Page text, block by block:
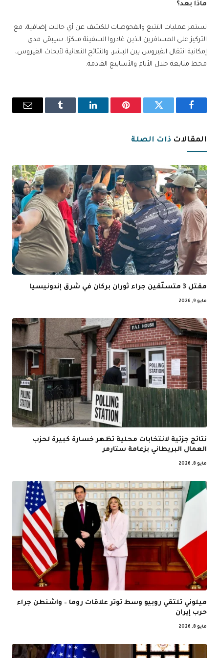
ماذا بعد؟
تستمر عمليات التتبع والفحوصات للكشف عن أي حالات إضافية، مع
التركيز على المسافرين الذين غادروا السفينة مبكرًا. سيبقى مدى
إمكانية انتقال الفيروس بين البشر، والنتائج النهائية لأبحاث الفيروس،
محط متابعة خلال الأيام والأسابيع القادمة.
فيسبوك تويتر بينتيريستلينكدإن Tumblr
البريد
المقالات ذات الصلة
مقتل 3 متسلّقين جراء ثوران بركان في شرق إندونيسيا
مايو 9, 2026
نتائج جزئية لانتخابات محلية تظهر خسارة كبيرة لحزب
العمال البريطاني بزعامة ستارمر
مايو 8, 2026
ميلوني تلتقي روبيو وسط توتر علاقات روما – واشنطن جراء
حرب إيران
مايو 8, 2026